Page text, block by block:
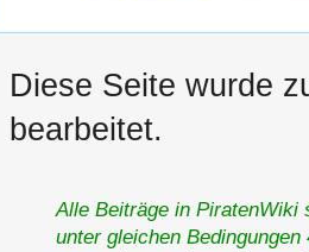
Diese Seite wurde
bearbeitet.
Alle Beiträge in PiratenWiki
unter gleichen